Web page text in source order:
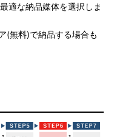
適な納品媒体を選択しま
(無料)で納品する場合も